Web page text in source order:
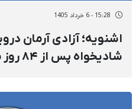
15:28 - 6 خرداد 1405
اشنویه؛ آزادی آرمان